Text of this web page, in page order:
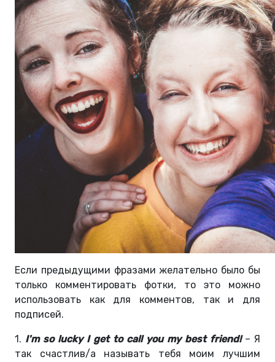
Если предыдущими фразами желательно было бы
только комментировать фотки, то это можно
использовать как для комментов, так и для
подписей.
1. I'm so lucky I get to call you my best friend!– Я
так счастлив/а называть тебя моим лучшим